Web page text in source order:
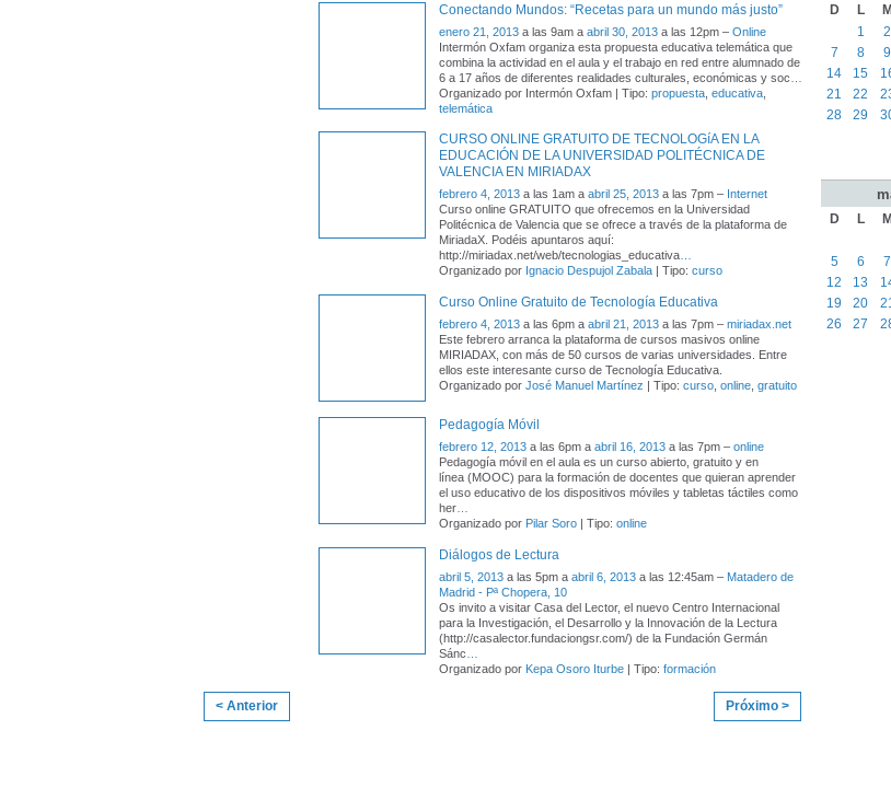
Conectando Mundos: “Recetas para un mundo más justo”
enero 21, 2013 a las 9am a abril 30, 2013 a las 12pm – Online
Intermón Oxfam organiza esta propuesta educativa telemática que
combina la actividad en el aula y el trabajo en red entre alumnado de
6 a 17 años de diferentes realidades culturales, económicas y soc
Organizado por Intermón Oxfam | Tipo: propuesta educativa
telemática
CURSO ONLINE GRATUITO DE TECNOLOGíA EN LA
EDUCACIÓN DE LA UNIVERSIDAD POLITÉCNICA DE
VALENCIA EN MIRIADAX
febrero 4, 2013 a las 1am a abril 25, 2013 a las 7pm – Internet
Curso online GRATUITO que ofrecemos en la Universidad
Politécnica de Valencia que se ofrece a través de la plataforma de
MiriadaX. Podéis apuntaros aquí:
http://miriadax.net/web/tecnologias_educativa…
Organizado por Ignacio Despujol Zabala | Tipo: curso
Curso Online Gratuito de Tecnología Educativa
febrero 4, 2013 a las 6pm a abril 21, 2013 a las 7pm – miriadax.net
Este febrero arranca la plataforma de cursos masivos online
MIRIADAX, con más de 50 cursos de varias universidades. Entre
ellos este interesante curso de Tecnología Educativa.
Organizado por José Manuel Martínez | Tipo: curso online gratuito
Pedagogía Móvil
febrero 12, 2013 a las 6pm a abril 16, 2013 a las 7pm – online
Pedagogía móvil en el aula es un curso abierto, gratuito y en
línea (MOOC) para la formación de docentes que quieran aprender
el uso educativo de los dispositivos móviles y tabletas táctiles como
her
Organizado por Pilar Soro | Tipo: online
Diálogos de Lectura
abril 5, 2013 a las 5pm a abril 6, 2013 a las 12:45am – Matadero de
Madrid - Pª Chopera, 10
Os invito a visitar Casa del Lector, el nuevo Centro Internacional
para la Investigación, el Desarrollo y la Innovación de la Lectura
(http://casalector.fundaciongsr.com/) de la Fundación Germán
Sánc
Organizado por Kepa Osoro Iturbe | Tipo: formación
< Anterior Próximo >
D L M
1
2
7
8 9
14
15
21
22
28
29
D L M
5
6 7
12
13
19
20
26
27